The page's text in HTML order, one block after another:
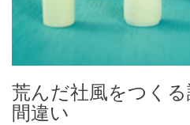
荒んだ社風をつく
間違い